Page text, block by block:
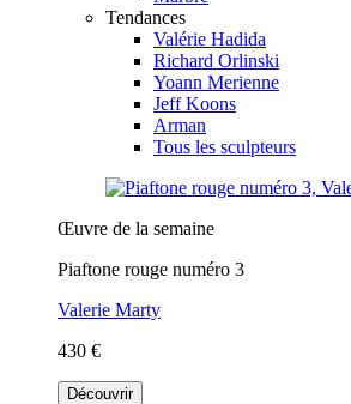
Tendances
Valérie Hadida
Richard Orlinski
Yoann Merienne
Jeff Koons
Arman
Tous les sculpteurs
Œuvre de la semaine
Piaftone rouge numéro 3
Valerie Marty
430 €
Découvrir